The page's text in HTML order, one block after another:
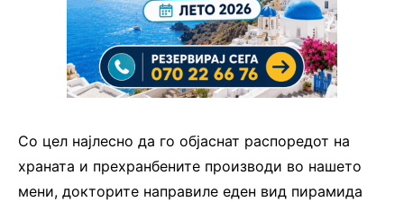
Со цел најлесно да го објаснат распоредот на
храната и прехранбените производи во нашето
мени, докторите направиле еден вид пирамида